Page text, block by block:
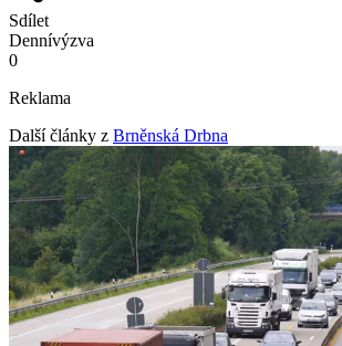
Sdílet
Dennívýzva
0
Reklama
Další články z Brněnská Drbna